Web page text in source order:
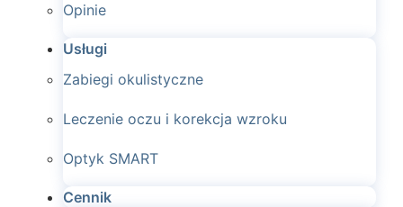
Opinie
Usługi
Zabiegi okulistyczne
Leczenie oczu i korekcja wzroku
Optyk SMART
Cennik